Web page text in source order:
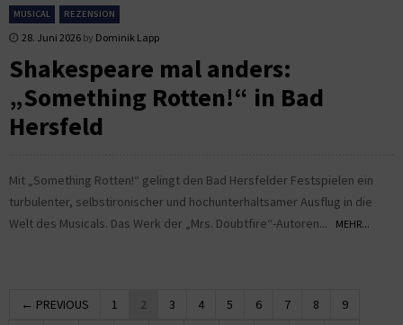
MUSICAL REZENSION
28. Juni 2026 by Dominik Lapp
Shakespeare mal anders:
„Something Rotten!“ in Bad
Hersfeld
Mit „Something Rotten!“ gelingt den Bad Hersfelder Festspielen ein
turbulenter, selbstironischer und hochunterhaltsamer Ausflug in die
Welt des Musicals. Das Werk der „Mrs. Doubtfire“-Autoren...
MEHR...
← PREVIOUS 1 2 3 4 5 6 7 8
9